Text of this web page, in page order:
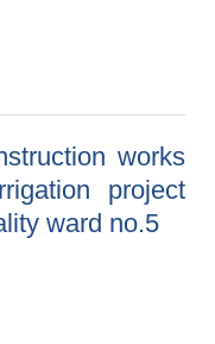
works
project
ward no.5